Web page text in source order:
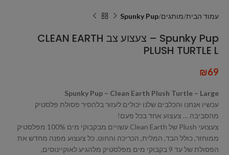
עמוד הבית מותגים Spunky Pup
Spunky Pup – צעצוע צב CLEAN EARTH
PLUSH TURTLE L
₪69
Spunky Pup – Clean Earth Plush Turtle – Large
עכשיו אנחנו והכלבים שלנו יכולים לעזור בלהסיר פסולת פלסטיק
מהסביבה … צעצוע אחד בכל פעם!
צעצועי Plush של Clean Earth עשויים מבקבוקי מים 100% מפלסטיק
ממוחזר, כולל הבד, המלית, הכריכה והחוט. כל צעצוע מפנה מחדש את
הפסולת של עד 9 בקבוקי מים מפלסטיק מלהגיע לאוקיינוסים,